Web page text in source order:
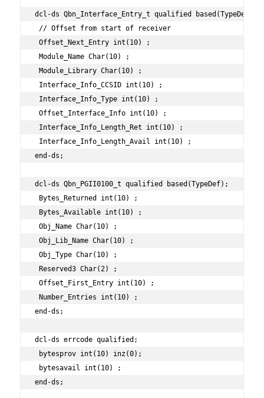
dcl-ds Qbn_Interface_Entry_t qualified based(TypeDef);
// Offset from start of receiver
Offset_Next_Entry int(10) ;
Module_Name Char(10) ;
Module_Library Char(10) ;
Interface_Info_CCSID int(10) ;
Interface_Info_Type int(10) ;
Offset_Interface_Info int(10) ;
Interface_Info_Length_Ret int(10) ;
Interface_Info_Length_Avail int(10) ;
end-ds;
dcl-ds Qbn_PGII0100_t qualified based(TypeDef);
Bytes_Returned int(10) ;
Bytes_Available int(10) ;
Obj_Name Char(10) ;
Obj_Lib_Name Char(10) ;
Obj_Type Char(10) ;
Reserved3 Char(2) ;
Offset_First_Entry int(10) ;
Number_Entries int(10) ;
end-ds;
dcl-ds errcode qualified;
bytesprov int(10) inz(0);
bytesavail int(10) ;
end-ds;